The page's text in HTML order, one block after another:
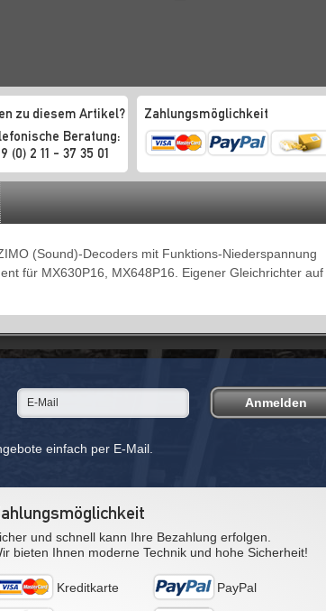
zu diesem Artikel?
Beratung:
(0) 2 11 - 37 35 01
Zahlungsmöglichkeit
(Sound)-Decoders mit Funktions-Niederspannung
für MX630P16, MX648P16. Eigener Gleichrichter auf
einfach per E-Mail.
und schnell kann Ihre Bezahlung erfolgen.
bieten Ihnen moderne Technik und hohe Sicherheit!
Kreditkarte PayPal